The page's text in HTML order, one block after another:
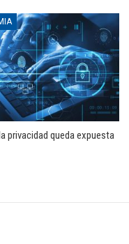
privacidad queda expuesta